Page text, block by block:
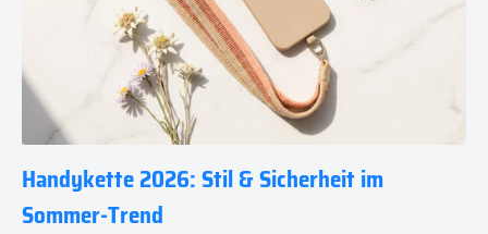
Handykette 2026: Stil & Sicherheit im
Sommer-Trend